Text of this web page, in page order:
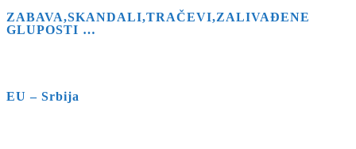
ZABAVA,SKANDALI,TRAČEVI,ZALIVAĐENE
GLUPOSTI …
EU – Srbija